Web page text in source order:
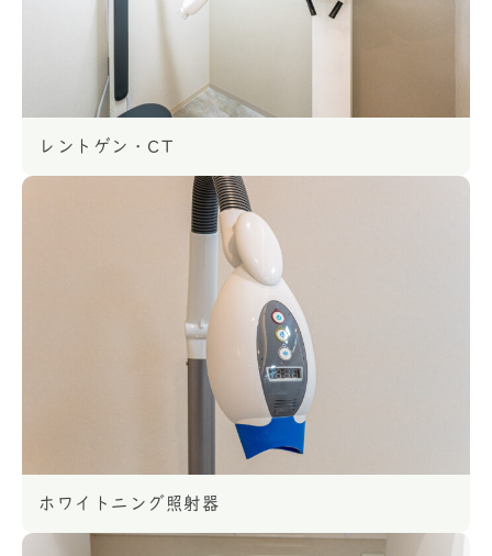
レントゲン・CT
ホワイトニング照射器